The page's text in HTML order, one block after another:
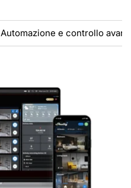
Automazione e controllo